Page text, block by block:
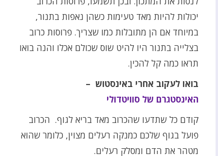
יכולות להיות מאד טעימות כשהן נאפות בתנור,
במיוחד אם הן מתובלות כמו שצריך. פרוסות כרוב
בצלייה בתנור היו להיט שוס שכולם אכלו והנה בואו
תראו כמה קל להכין.
בואו לעקוב אחרי באינסטוש –
האינסטגרם של סוויטדולי
קודם כל שתדעו שהכרוב מאד בריא לגוף. הכרוב
פועל בגוף שלכם כמנקה רעלים מצוין, כלומר שהוא
מטהר את הדם ומסלק רעלים.